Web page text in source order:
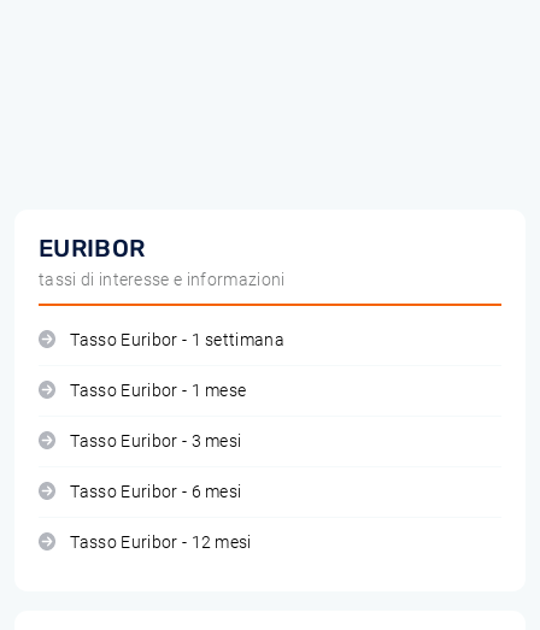
EURIBOR
tassi di interesse e informazioni
Tasso Euribor - 1 settimana
Tasso Euribor - 1 mese
Tasso Euribor - 3 mesi
Tasso Euribor - 6 mesi
Tasso Euribor - 12 mesi